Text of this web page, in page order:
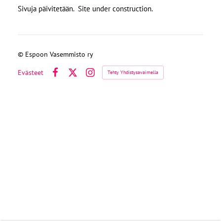
Sivuja päivitetään. Site under construction.
© Espoon Vasemmisto ry
Evästeet
Instagram
Tehty Yhdistysavaimella